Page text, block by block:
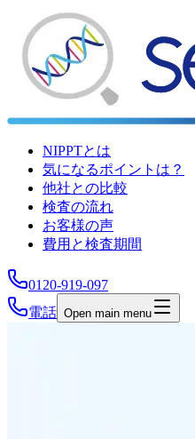
NIPPTとは
気になるポイントは？
他社との比較
検査の流れ
お客様の声
費用と検査期間
0120-919-097
電話 Open main menu